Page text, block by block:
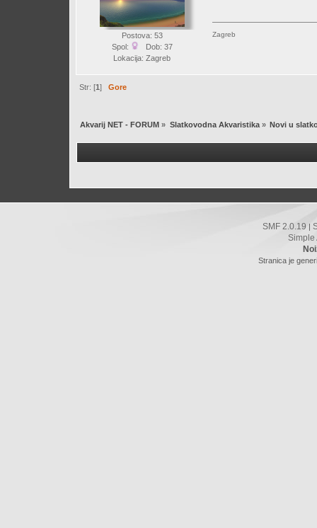
Postova: 53
Spol:
Dob: 37
Lokacija: Zagreb
Zagreb
Str: [1]Gore
Akvarij NET - FORUM » Slatkovodna Akvaristika» Novi u
SMF 2.0.19
Simple
Stranica je